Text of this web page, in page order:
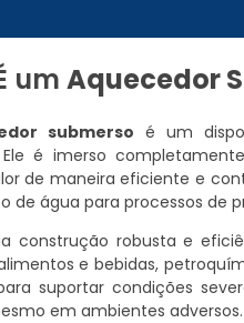
um Aquecedor
submerso é um
Ele é imerso
de maneira eficiente e
de água para processos de
construção robusta e
e bebidas,
suportar condições
em ambientes adversos.